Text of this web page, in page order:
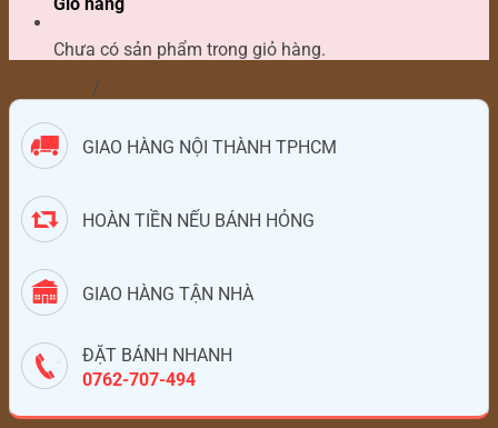
Chưa có sản phẩm trong giỏ hàng.
/
GIAO HÀNG NỘI THÀNH TPHCM
HOÀN TIỀN NẾU BÁNH HỎNG
GIAO HÀNG TẬN NHÀ
ĐẶT BÁNH NHANH
0762-707-494